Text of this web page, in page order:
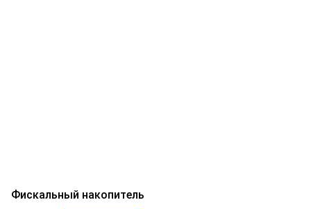
Фискальный накопитель